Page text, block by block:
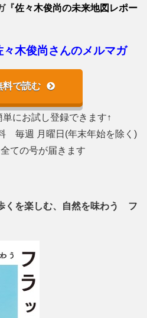
『佐々木俊尚の未来地図レポー
木俊尚さんのメルマガ
料で読む
にお試し登録できます↑
毎週 月曜日(年末年始を除く)
ての号が届きます
くを楽しむ、自然を味わう フ